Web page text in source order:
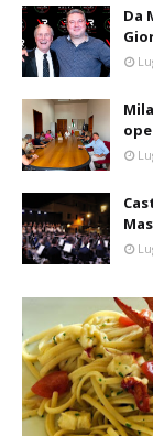
Da